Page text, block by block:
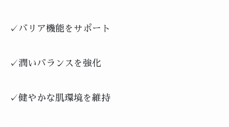
✓バリア機能をサポート
✓潤いバランスを強化
✓健やかな肌環境を維持